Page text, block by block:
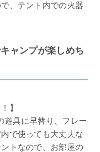
、テント内での火器
ャンプが楽しめち
】
遊具に早替り、フレー
で使っても大丈夫な
トなので、お部屋の